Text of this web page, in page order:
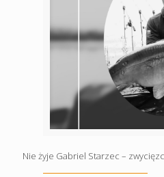
Nie żyje Gabriel Starzec –